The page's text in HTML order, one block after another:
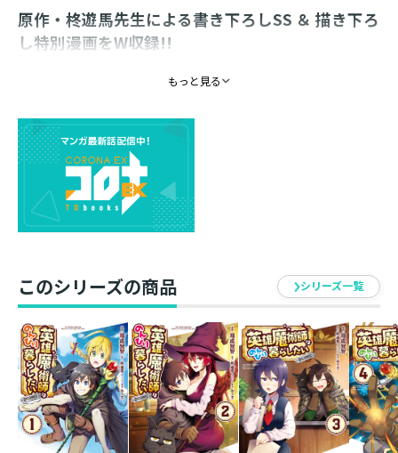
原作・柊遊馬先生による書き下ろしSS ＆ 描き下ろ
し特別漫画をW収録!!
無事男装王女アーリィーを王都へ届けた
元英雄魔術師のジンとベルは冒険者生活をスタート！
散歩代わりのダンジョン攻略にワイバーン討伐と、
Fランクと思えない自由気ままな生活を送るのだが――。
胡散臭すぎて、受付嬢や副ギルド長に目をつけられてし
まう！
便利な魔道具と得意の魔法で彼女たちの度肝をぬけ……
るのか！？
もっと見る
このシリーズの商品 シリーズ一覧